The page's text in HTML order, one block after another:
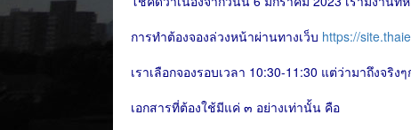
การทำต้องจองล่วงหน้าผ่านทางเว็บ https://
เราเลือกจองรอบเวลา 10:30-11:30 แต่ว่ามาถึงจริ
เอกสารที่ต้องใช้มีแค่ ๓ อย่างเท่านั้น คือ